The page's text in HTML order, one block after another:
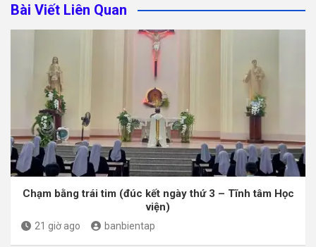
Bài Viết Liên Quan
Chạm bằng trái tim (đúc kết ngày thứ 3 – Tĩnh tâm Học
viện)
21 giờ ago banbientap